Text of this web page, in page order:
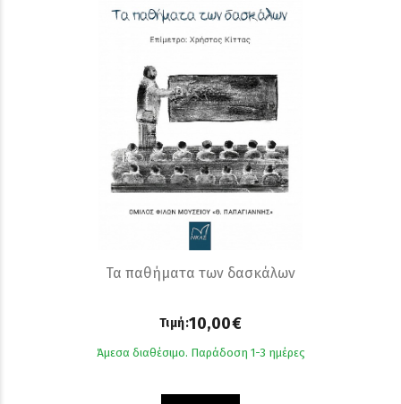
Τα παθήματα των δασκάλων
Τιμή:10,00€
Άμεσα διαθέσιμο. Παράδοση 1-3 ημέρες